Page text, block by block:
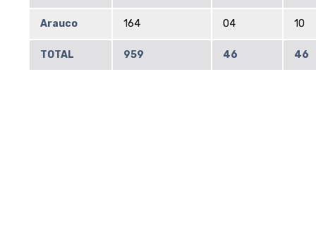
Arauco 164 04 10
TOTAL 959 46 46